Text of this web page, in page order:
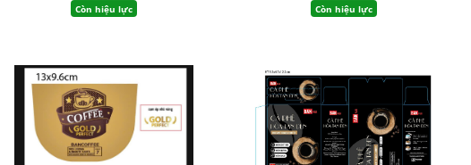
Còn hiệu lực Còn hiệu lực